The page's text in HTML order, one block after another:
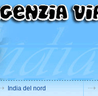
India del nord